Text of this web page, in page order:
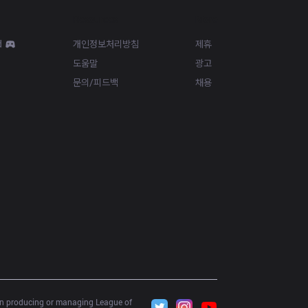
개인정보처리방침
도움말
문의/피드백
제휴
광고
채용
producing or managing League of